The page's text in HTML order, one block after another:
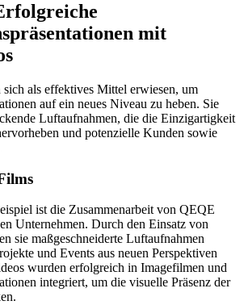
mit
als effektives Mittel erwiesen, um
auf ein neues Niveau zu heben. Sie
Luftaufnahmen, die die Einzigartigkeit
und potenzielle Kunden sowie
ist die Zusammenarbeit von QEQE
Unternehmen. Durch den Einsatz von
sie maßgeschneiderte Luftaufnahmen
und Events aus neuen Perspektiven
wurden erfolgreich in Imagefilmen und
integriert, um die visuelle Präsenz der